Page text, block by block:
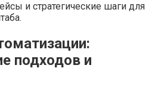
и стратегические шаги для
подходов и